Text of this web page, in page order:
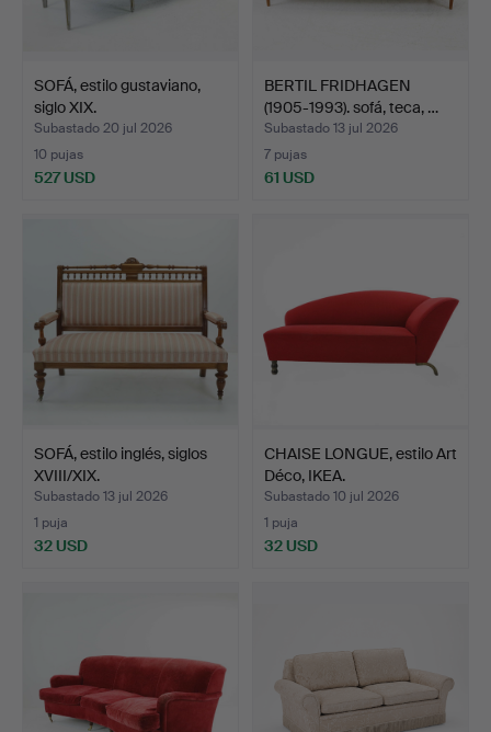
SOFÁ, estilo gustaviano,
siglo XIX.
Subastado 20 jul 2026
10 pujas
527 USD
BERTIL FRIDHAGEN
(1905-1993). sofá, teca, …
Subastado 13 jul 2026
7 pujas
61 USD
SOFÁ, estilo inglés, siglos
XVIII/XIX.
Subastado 13 jul 2026
1 puja
32 USD
CHAISE LONGUE, estilo Art
Déco, IKEA.
Subastado 10 jul 2026
1 puja
32 USD